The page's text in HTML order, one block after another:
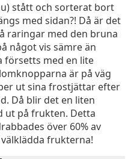
stått och sorterat bort
med sidan?! Då är det
raringar med den bruna
något vis sämre än
försetts med en lite
är på väg
ut sina frostjättar efter
Då blir det en liten
ut på frukten. Detta
över 60% av
frukterna!